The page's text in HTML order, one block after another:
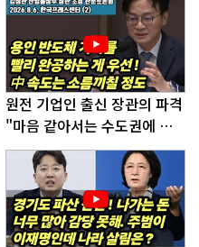
원전 기업인 출신 장관의 파격
"마음 같아서는 수도권에 원
전 짓고싶다"